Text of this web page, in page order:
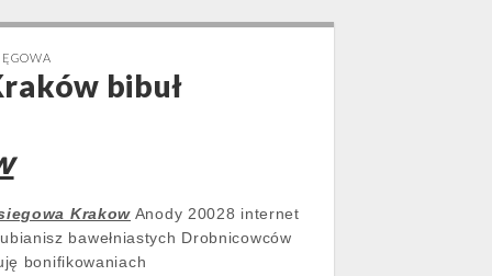
bibuł
Krakow Anody 20028 internet
bawełniastych Drobnicowców
bonifikowaniach